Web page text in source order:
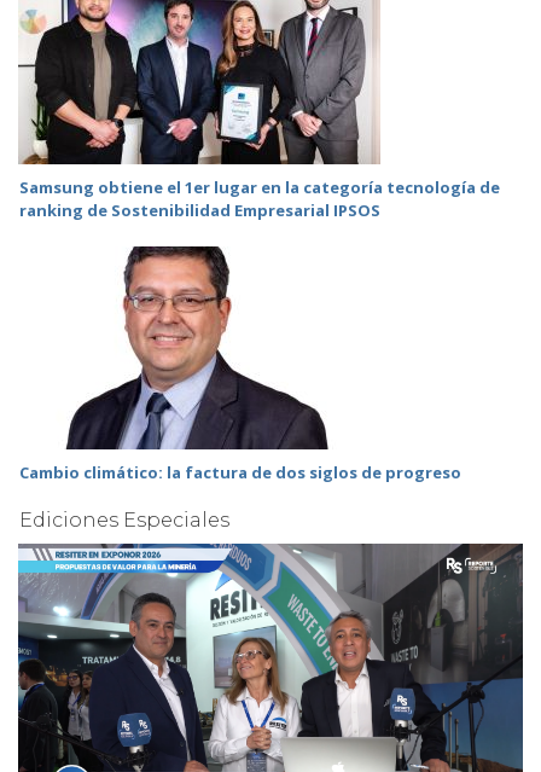
Samsung obtiene el 1er lugar en la categoría tecnología de
ranking de Sostenibilidad Empresarial IPSOS
Cambio climático: la factura de dos siglos de progreso
Ediciones Especiales